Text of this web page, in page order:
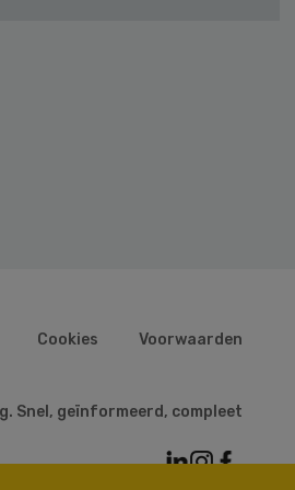
Cookies Voorwaarden
Snel, geïnformeerd, compleet